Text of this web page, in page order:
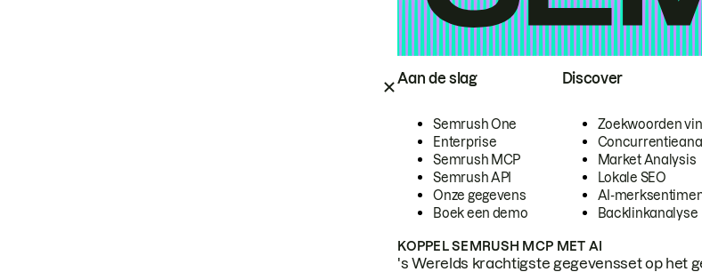
Aan de slag
Semrush One
Enterprise
Semrush MCP
Semrush API
Onze gegevens
Boek een demo
Discover
Zoekwoorden
Market Analysis
Lokale SEO
AI-
Backlinkanalyse
KOPPEL SEMRUSH MCP MET AI
's Werelds krachtigste gegevensset op het